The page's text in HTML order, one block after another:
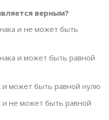
верным?
и не может быть
и может быть равной
и может быть равной нулю
и не может быть равной